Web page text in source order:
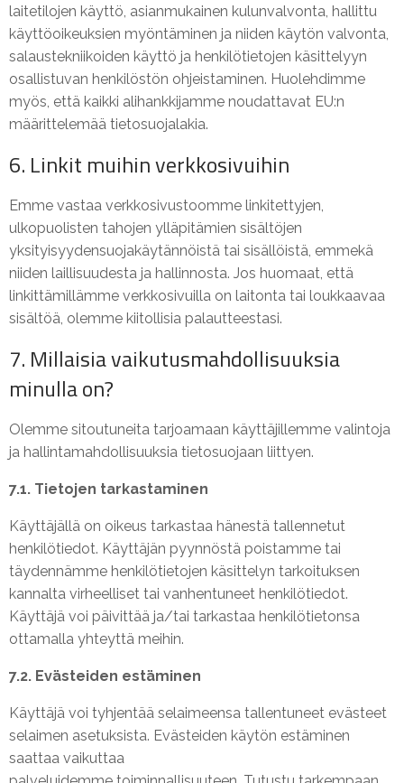
laitetilojen käyttö, asianmukainen kulunvalvonta, hallittu
käyttöoikeuksien myöntäminen ja niiden käytön valvonta,
salaustekniikoiden käyttö ja henkilötietojen käsittelyyn
osallistuvan henkilöstön ohjeistaminen. Huolehdimme
myös, että kaikki alihankkijamme noudattavat EU:n
määrittelemää tietosuojalakia.
6. Linkit muihin verkkosivuihin
Emme vastaa verkkosivustoomme linkitettyjen,
ulkopuolisten tahojen ylläpitämien sisältöjen
yksityisyydensuojakäytännöistä tai sisällöistä, emmekä
niiden laillisuudesta ja hallinnosta. Jos huomaat, että
linkittämillämme verkkosivuilla on laitonta tai loukkaavaa
sisältöä, olemme kiitollisia palautteestasi.
7. Millaisia vaikutusmahdollisuuksia
minulla on?
Olemme sitoutuneita tarjoamaan käyttäjillemme valintoja
ja hallintamahdollisuuksia tietosuojaan liittyen.
7.1. Tietojen tarkastaminen
Käyttäjällä on oikeus tarkastaa hänestä tallennetut
henkilötiedot. Käyttäjän pyynnöstä poistamme tai
täydennämme henkilötietojen käsittelyn tarkoituksen
kannalta virheelliset tai vanhentuneet henkilötiedot.
Käyttäjä voi päivittää ja/tai tarkastaa henkilötietonsa
ottamalla yhteyttä meihin.
7.2. Evästeiden estäminen
Käyttäjä voi tyhjentää selaimeensa tallentuneet evästeet
selaimen asetuksista. Evästeiden käytön estäminen
saattaa vaikuttaa